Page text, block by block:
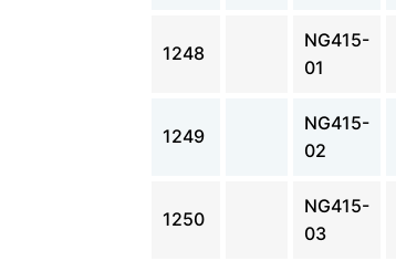
1248
NG415-
01
1249
NG415-
02
1250
NG415-
03